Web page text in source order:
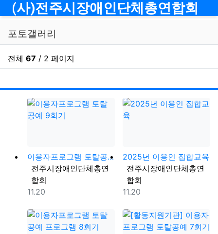
메뉴
(사)전주시장애인단체총연합회
포토갤러리
전체 67 / 2 페이지
이용자프로그램 토탈공예 9회기
등록자
전주시장애인단체총연
합회
등록일
11.20
2025년 이용인 집합교육
등록자
전주시장애인단체총연
합회
등록일
11.20